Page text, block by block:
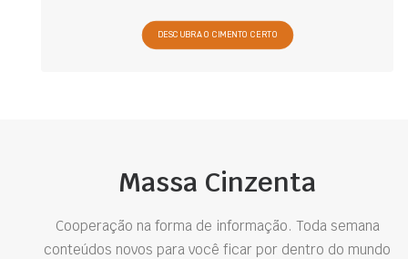
DESCUBRA O CIMENTO CERTO
Massa Cinzenta
Cooperação na forma de informação. Toda semana
conteúdos novos para você ficar por dentro do mundo